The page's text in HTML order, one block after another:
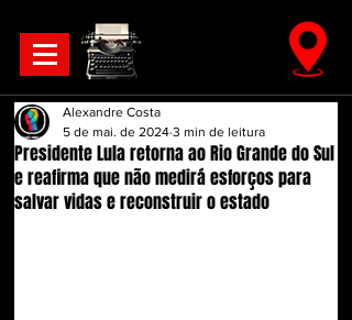
Presidente Lula retorna ao Rio Grande do Sul
e reafirma que não medirá esforços para
salvar vidas e reconstruir o estado
Alexandre Costa
5 de mai. de 2024 3 min de leitura